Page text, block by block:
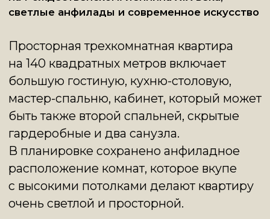
расположение комнат, которое вкупе
с высокими потолками делают квартиру
Особенная часть Рождественской —
наличие исторической отделки: здесь
сохранены и отреставрированы
дореволюционный паркет, двери
и оконные проемы. Квартира
предлагается с полной дизайнерской
отделкой, меблировкой и декором.
Историческое наследие места: лепнина,
анфилады и паркет, — удачно
стенами, мебелью в стиле mid-century
и современным искусством.